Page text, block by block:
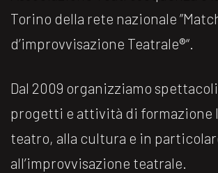
Torino della rete nazionale
d’improvvisazione Teatrale®️“.
Dal 2009 organizziamo
progetti e attività di formazione
teatro, alla cultura e in
all’improvvisazione teatrale.